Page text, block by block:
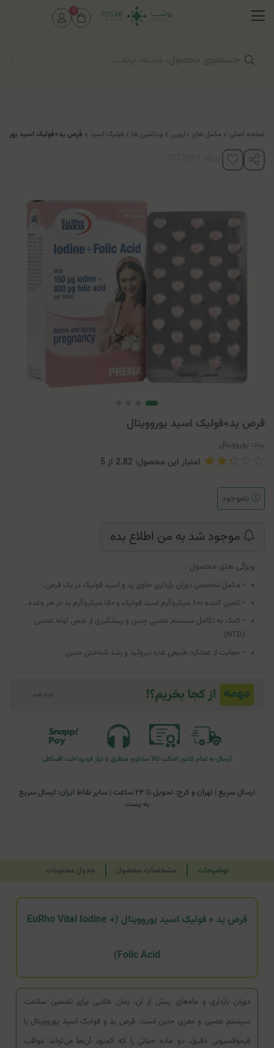
صفحه اصلی مکمل های دارویی ویتامین ها فولیک اسید قرص ید+فولیک اسید
قرص ید+فولیک اسید یوروویتال
برند: یوروویتال
امتیاز این محصول: 2.82 از 5
ناموجود
موجود شد به من اطلاع بده
ویژگی های محصول :
• مکمل تخصصی دوران بارداری حاوی ید و اسید فولیک در یک قرص.
• تامین کننده ۸۰۰ میکروگرم اسید فولیک و ۱۵۰ میکروگرم ید در هر وعده.
• کمک به تکامل سیستم عصبی جنین و پیشگیری از نقص لوله عصبی
(NTD).
• حمایت از عملکرد طبیعی غده تیروئید و رشد شناختی جنین.
ارسال به تمام کشوراصالت کالا مشاوره منطبق با نیاز فردپرداخت اقساطی
ارسال سریع | تهران و کرج: تحویل تا ۲۴ ساعت | سایر نقاط ایران: ارسال سریع
به پست
توضیحات مشخصات محصول جدول محتویات
قرص ید + فولیک اسید یوروویتال (EuRho Vital Iodine +
Folic Acid)
دوران بارداری و ماه‌های پیش از آن، زمان طلایی برای تضمین سلامت
سیستم عصبی و مغزی جنین است. قرص ید و فولیک اسید یوروویتال با
فرمولاسیونی دقیق، دو ماده حیاتی را که کمبود آن‌ها می‌تواند عواقب
0